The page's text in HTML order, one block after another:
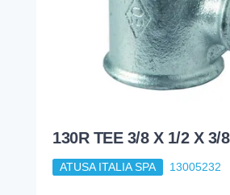
130R TEE 3/8 X 1/2 X 3/8
ATUSA ITALIA SPA 13005232